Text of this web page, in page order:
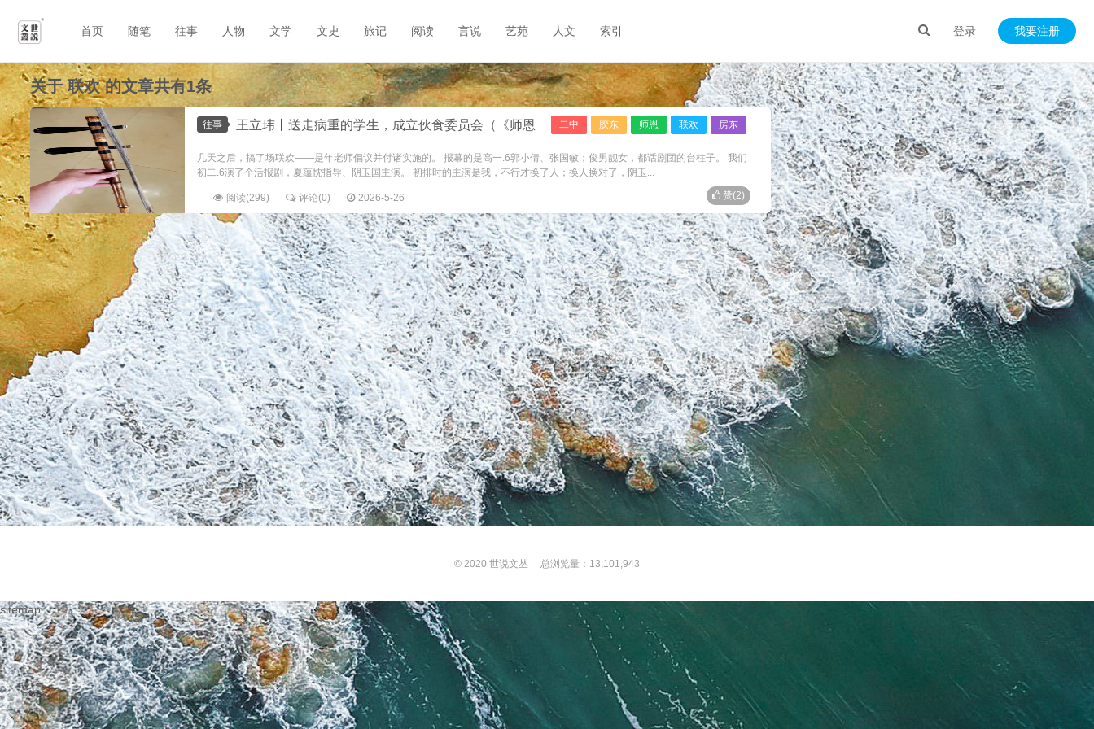
登录 我要注册
首页 随笔 往事 人物 文学 文史 旅记 阅读 言说 艺苑 人文 索引
关于联欢的文章共有1条
往事 二中 胶东 师恩 联欢 房东
王立玮丨送走病重的学生，成立伙食委员会（《师恩如山60年——青岛二中园丁追记》之十三·年兆海之三）
几天之后，搞了场联欢——是年老师倡议并付诸实施的。 报幕的是高一.6郭小倩、张国敏；俊男靓女，都话剧团的台柱子。 我们
初二.6演了个活报剧，夏蕴忱指导、阴玉国主演。 初排时的主演是我，不行才换了人；换人换对了，阴玉...
阅读(299) 评论(0) 2026-5-26 赞(2)
© 2020 世说文丛 总浏览量：13,101,943
sitemap